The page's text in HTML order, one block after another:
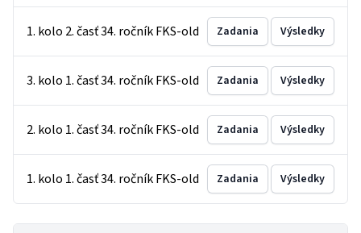
1. kolo 2. časť 34. ročník FKS-old Zadania Výsledky
3. kolo 1. časť 34. ročník FKS-old Zadania Výsledky
2. kolo 1. časť 34. ročník FKS-old Zadania Výsledky
1. kolo 1. časť 34. ročník FKS-old Zadania Výsledky